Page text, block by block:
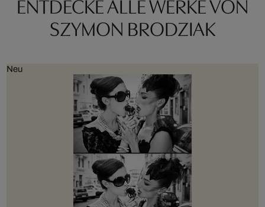
SZYMON BRODZIAK
Neu